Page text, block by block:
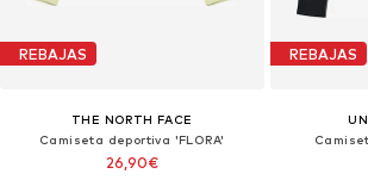
REBAJAS
THE NORTH FACE
Camiseta deportiva 'FLORA'
26,90€
REBAJAS